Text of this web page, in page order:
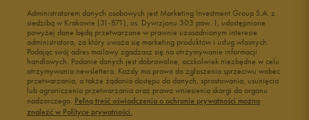
Administratorem danych osobowych jest Marketing Investment Group S.A. z
siedzibą w Krakowie (31-871), os. Dywizjonu 303 paw. 1, udostępnione
powyżej dane będą przetwarzane w prawnie uzasadnionym interesie
administratora, za który uważa się marketing produktów i usług własnych.
Podając swój adres mailowy zgadzasz się na otrzymywanie informacji
handlowych. Podanie danych jest dobrowolne, aczkolwiek niezbędne w celu
otrzymywania newslettera. Każdy ma prawo do zgłoszenia sprzeciwu wobec
przetwarzania, a także żądania dostępu do danych, sprostowania, usunięcia
lub ograniczenia przetwarzania oraz prawo wniesienia skargi do organu
nadzorczego. Pełną treść oświadczenia o ochronie prywatności można
znaleźć w Polityce prywatności.